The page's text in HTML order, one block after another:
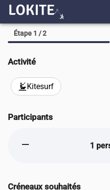
Étape 1 / 2
Activité
kitesurfingKitesurf
Participants
remove 1
Créneaux souhaités